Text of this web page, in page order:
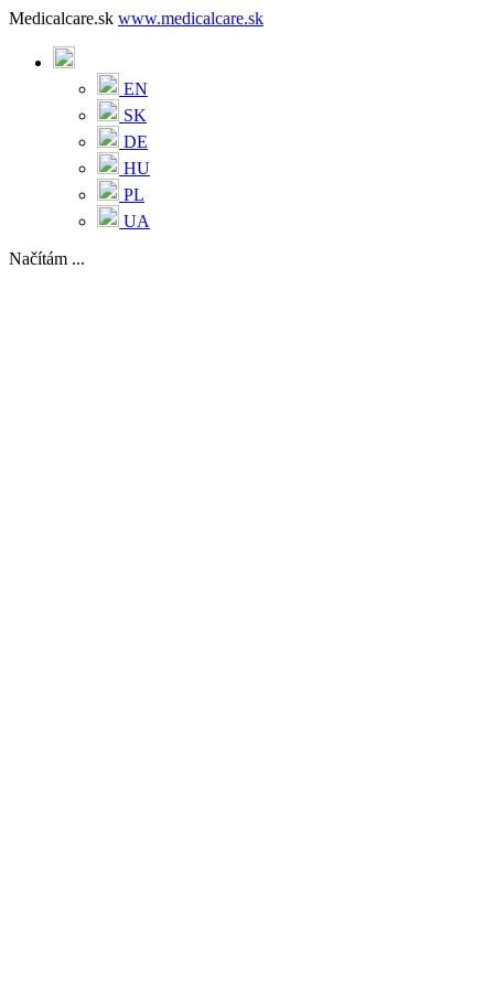
Medicalcare.sk www.medicalcare.sk
EN
SK
DE
HU
PL
UA
Načítám ...